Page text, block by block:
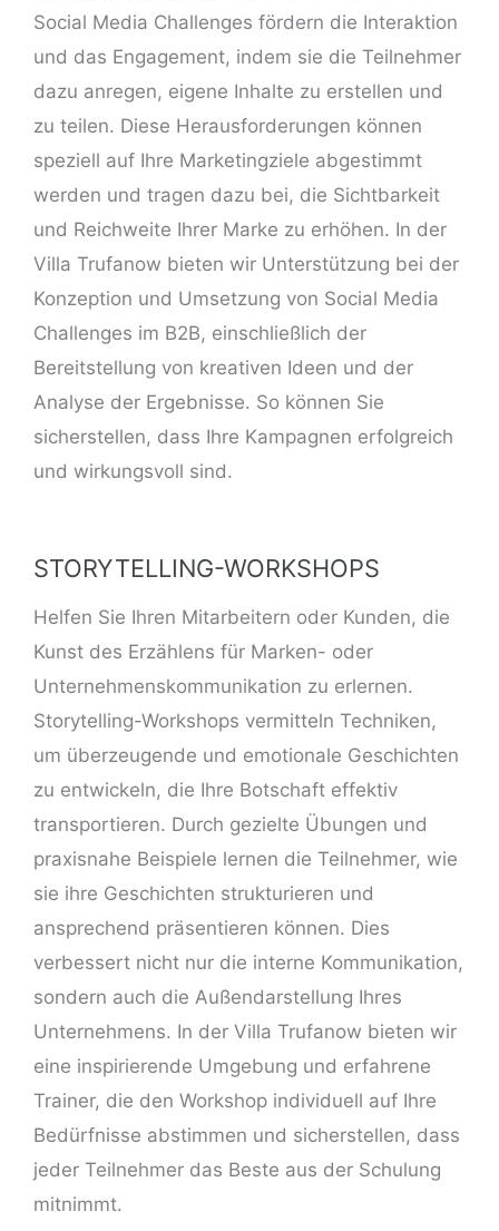
Social Media Challenges fördern die Interaktion
und das Engagement, indem sie die Teilnehmer
dazu anregen, eigene Inhalte zu erstellen und
zu teilen. Diese Herausforderungen können
speziell auf Ihre Marketingziele abgestimmt
werden und tragen dazu bei, die Sichtbarkeit
und Reichweite Ihrer Marke zu erhöhen. In der
Villa Trufanow bieten wir Unterstützung bei der
Konzeption und Umsetzung von Social Media
Challenges im B2B, einschließlich der
Bereitstellung von kreativen Ideen und der
Analyse der Ergebnisse. So können Sie
sicherstellen, dass Ihre Kampagnen erfolgreich
und wirkungsvoll sind.
STORYTELLING-WORKSHOPS
Helfen Sie Ihren Mitarbeitern oder Kunden, die
Kunst des Erzählens für Marken- oder
Unternehmenskommunikation zu erlernen.
Storytelling-Workshops vermitteln Techniken,
um überzeugende und emotionale Geschichten
zu entwickeln, die Ihre Botschaft effektiv
transportieren. Durch gezielte Übungen und
praxisnahe Beispiele lernen die Teilnehmer, wie
sie ihre Geschichten strukturieren und
ansprechend präsentieren können. Dies
verbessert nicht nur die interne Kommunikation,
sondern auch die Außendarstellung Ihres
Unternehmens. In der Villa Trufanow bieten wir
eine inspirierende Umgebung und erfahrene
Trainer, die den Workshop individuell auf Ihre
Bedürfnisse abstimmen und sicherstellen, dass
jeder Teilnehmer das Beste aus der Schulung
mitnimmt.